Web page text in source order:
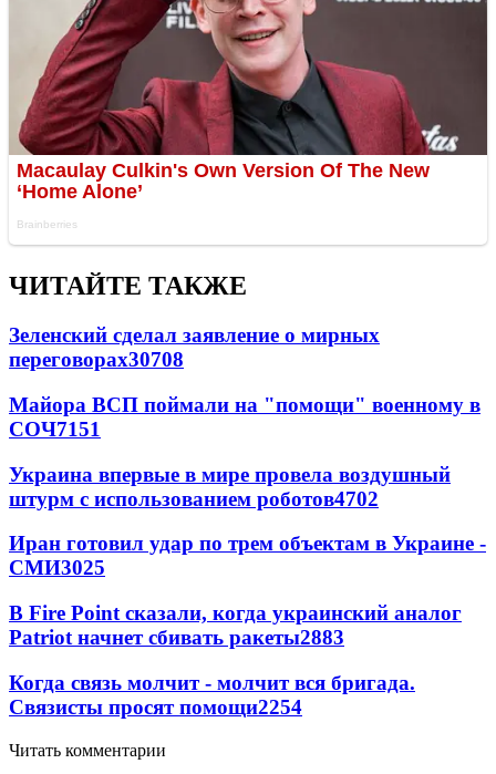
ЧИТАЙТЕ ТАКЖЕ
Зеленский сделал заявление о мирных
переговорах30708
Майора ВСП поймали на "помощи" военному в
СОЧ7151
Украина впервые в мире провела воздушный
штурм с использованием роботов4702
Иран готовил удар по трем объектам в Украине -
СМИ3025
В Fire Point сказали, когда украинский аналог
Patriot начнет сбивать ракеты2883
Когда связь молчит - молчит вся бригада.
Связисты просят помощи2254
Читать комментарии